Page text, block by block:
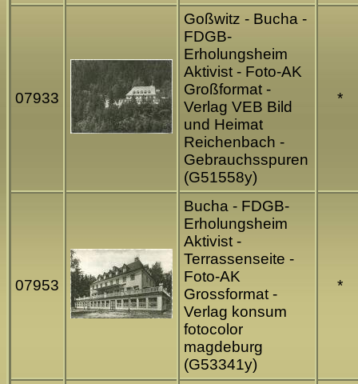
07933
Goßwitz - Bucha -
FDGB-
Erholungsheim
Aktivist - Foto-AK
Großformat -
Verlag VEB Bild
und Heimat
Reichenbach -
Gebrauchsspuren
(G51558y)
*
07953
Bucha - FDGB-
Erholungsheim
Aktivist -
Terrassenseite -
Foto-AK
Grossformat -
Verlag konsum
fotocolor
magdeburg
(G53341y)
*